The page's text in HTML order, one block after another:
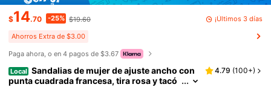
$14.70 -25% $19.60 ¡Últimos 3 días
Ahorros Extra de $3.00
Paga ahora, o en 4 pagos de $3.67
Local Sandalias de mujer de ajuste ancho con
punta cuadrada francesa, tira rosa y tacó
4.79 (100+)